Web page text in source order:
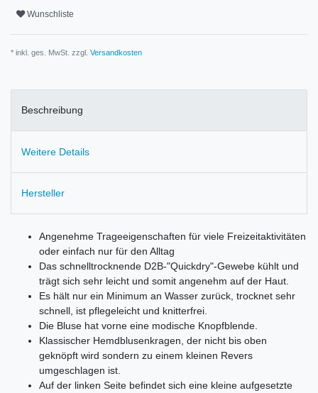
Wunschliste
* inkl. ges. MwSt. zzgl. Versandkosten
Beschreibung
Weitere Details
Hersteller
Angenehme Trageeigenschaften für viele Freizeitaktivitäten
oder einfach nur für den Alltag
Das schnelltrocknende D2B-"Quickdry"-Gewebe kühlt und
trägt sich sehr leicht und somit angenehm auf der Haut.
Es hält nur ein Minimum an Wasser zurück, trocknet sehr
schnell, ist pflegeleicht und knitterfrei.
Die Bluse hat vorne eine modische Knopfblende.
Klassischer Hemdblusenkragen, der nicht bis oben
geknöpft wird sondern zu einem kleinen Revers
umgeschlagen ist.
Auf der linken Seite befindet sich eine kleine aufgesetzte